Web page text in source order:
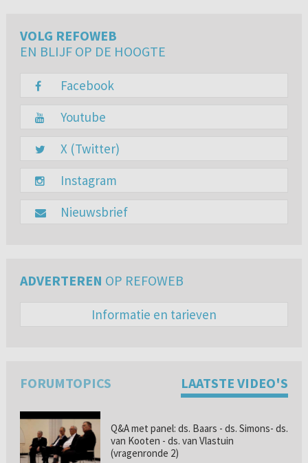
VOLG REFOWEB
EN BLIJF OP DE HOOGTE
Facebook
Youtube
X (Twitter)
Instagram
Nieuwsbrief
ADVERTEREN OP REFOWEB
Informatie en tarieven
FORUMTOPICS LAATSTE VIDEO'S
Q&A met panel: ds. Baars - ds. Simons- ds.
van Kooten - ds. van Vlastuin
(vragenronde 2)